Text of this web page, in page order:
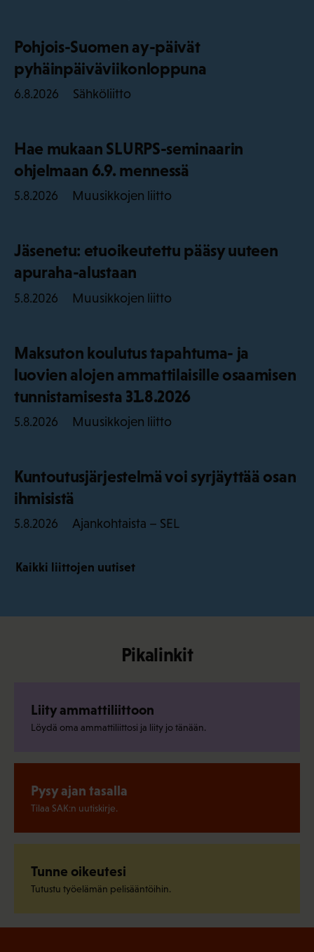
Pohjois-Suomen ay-päivät
pyhäinpäiväviikonloppuna
6.8.2026 Sähköliitto
Hae mukaan SLURPS-seminaarin
ohjelmaan 6.9. mennessä
5.8.2026 Muusikkojen liitto
Jäsenetu: etuoikeutettu pääsy uuteen
apuraha-alustaan
5.8.2026 Muusikkojen liitto
Maksuton koulutus tapahtuma- ja
luovien alojen ammattilaisille osaamisen
tunnistamisesta 31.8.2026
5.8.2026 Muusikkojen liitto
Kuntoutusjärjestelmä voi syrjäyttää osan
ihmisistä
5.8.2026 Ajankohtaista – SEL
Kaikki liittojen uutiset
Pikalinkit
Liity ammattiliittoon
Löydä oma ammattiliittosi ja liity jo tänään.
Pysy ajan tasalla
Tilaa SAK:n uutiskirje.
Tunne oikeutesi
Tutustu työelämän pelisääntöihin.